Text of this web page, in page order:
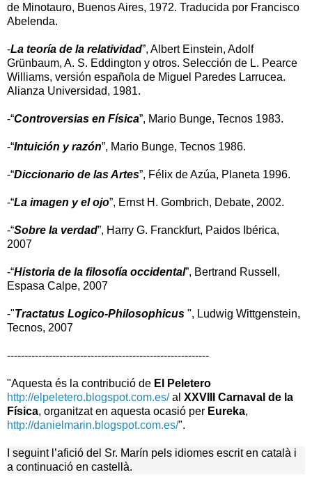
de Minotauro, Buenos Aires, 1972. Traducida por Francisco
Abelenda.
-La teoría de la relatividad”, Albert Einstein, Adolf
Grünbaum, A. S. Eddington y otros. Selección de L. Pearce
Williams, versión española de Miguel Paredes Larrucea.
Alianza Universidad, 1981.
-“Controversias en Física”, Mario Bunge, Tecnos 1983.
-“Intuición y razón”, Mario Bunge, Tecnos 1986.
-“Diccionario de las Artes”, Félix de Azúa, Planeta 1996.
-“La imagen y el ojo”, Ernst H. Gombrich, Debate, 2002.
-“Sobre la verdad”, Harry G. Franckfurt, Paidos Ibérica,
2007
-“Historia de la filosofía occidental”, Bertrand Russell,
Espasa Calpe, 2007
-"Tractatus Logico-Philosophicus ", Ludwig Wittgenstein,
Tecnos, 2007
----------------------------------------------------------
"Aquesta és la contribució de El Peletero
http://elpeletero.blogspot.com.es/ al XXVIII Carnaval de la
Física, organitzat en aquesta ocasió per Eureka,
http://danielmarin.blogspot.com.es/".
I seguint l’afició del Sr. Marín pels idiomes escrit en català i
a continuació en castellà.